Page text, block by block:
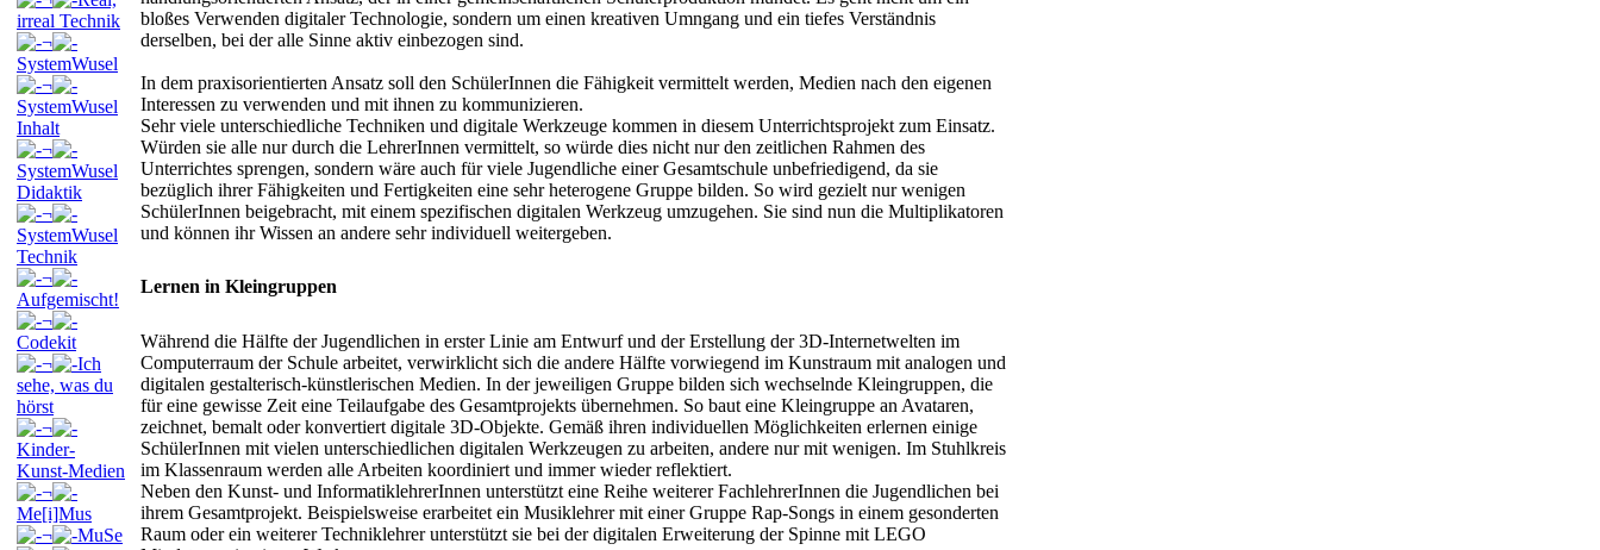
irreal Technik
¬
SystemWusel
¬
SystemWusel
Inhalt
¬
SystemWusel
Didaktik
¬
SystemWusel
Technik
¬
Aufgemischt!
¬
Codekit
¬
Ich
sehe, was du
hörst
¬
Kinder-
Kunst-Medien
¬
Me[i]Mus
¬
MuSe
bloßes Verwenden digitaler Technologie, sondern um einen kreativen Umngang und ein tiefes Verständnis
derselben, bei der alle Sinne aktiv einbezogen sind.
In dem praxisorientierten Ansatz soll den SchülerInnen die Fähigkeit vermittelt werden, Medien nach den eigenen
Interessen zu verwenden und mit ihnen zu kommunizieren.
Sehr viele unterschiedliche Techniken und digitale Werkzeuge kommen in diesem Unterrichtsprojekt zum Einsatz.
Würden sie alle nur durch die LehrerInnen vermittelt, so würde dies nicht nur den zeitlichen Rahmen des
Unterrichtes sprengen, sondern wäre auch für viele Jugendliche einer Gesamtschule unbefriedigend, da sie
bezüglich ihrer Fähigkeiten und Fertigkeiten eine sehr heterogene Gruppe bilden. So wird gezielt nur wenigen
SchülerInnen beigebracht, mit einem spezifischen digitalen Werkzeug umzugehen. Sie sind nun die Multiplikatoren
und können ihr Wissen an andere sehr individuell weitergeben.
Lernen in Kleingruppen
Während die Hälfte der Jugendlichen in erster Linie am Entwurf und der Erstellung der 3D-Internetwelten im
Computerraum der Schule arbeitet, verwirklicht sich die andere Hälfte vorwiegend im Kunstraum mit analogen und
digitalen gestalterisch-künstlerischen Medien. In der jeweiligen Gruppe bilden sich wechselnde Kleingruppen, die
für eine gewisse Zeit eine Teilaufgabe des Gesamtprojekts übernehmen. So baut eine Kleingruppe an Avataren,
zeichnet, bemalt oder konvertiert digitale 3D-Objekte. Gemäß ihren individuellen Möglichkeiten erlernen einige
SchülerInnen mit vielen unterschiedlichen digitalen Werkzeugen zu arbeiten, andere nur mit wenigen. Im Stuhlkreis
im Klassenraum werden alle Arbeiten koordiniert und immer wieder reflektiert.
Neben den Kunst- und InformatiklehrerInnen unterstützt eine Reihe weiterer FachlehrerInnen die Jugendlichen bei
ihrem Gesamtprojekt. Beispielsweise erarbeitet ein Musiklehrer mit einer Gruppe Rap-Songs in einem gesonderten
Raum oder ein weiterer Techniklehrer unterstützt sie bei der digitalen Erweiterung der Spinne mit LEGO